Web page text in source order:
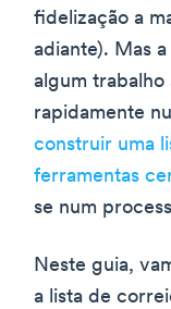
fidelização a
adiante). Mas
algum trabalho
rapidamente
construir uma
ferramentas
se num
Neste guia,
a lista de